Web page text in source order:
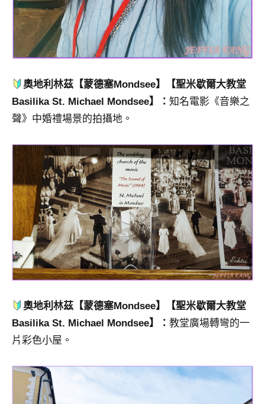
奧地利林茲【蒙德塞Mondsee】 【聖米歇爾大教堂
Basilika St. Michael Mondsee】 ： 知名電影《音樂之
聲》中婚禮場景的拍攝地。
奧地利林茲【蒙德塞Mondsee】 【聖米歇爾大教堂
Basilika St. Michael Mondsee】 ： 教堂廣場轉彎的一
片彩色小屋。